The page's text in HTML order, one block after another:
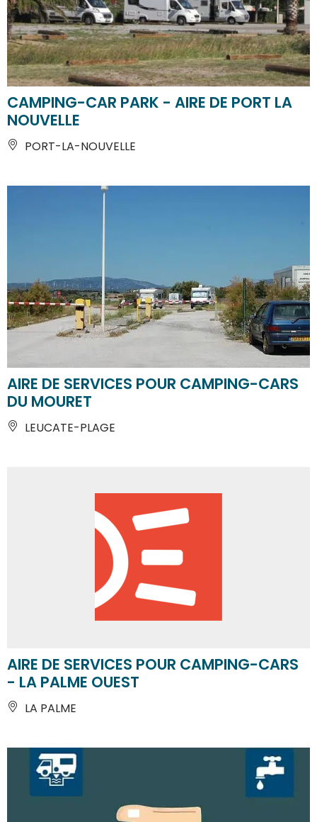
CAMPING-CAR PARK - AIRE DE PORT LA
NOUVELLE
PORT-LA-NOUVELLE
AIRE DE SERVICES POUR CAMPING-CARS
DU MOURET
LEUCATE-PLAGE
AIRE DE SERVICES POUR CAMPING-CARS
- LA PALME OUEST
LA PALME